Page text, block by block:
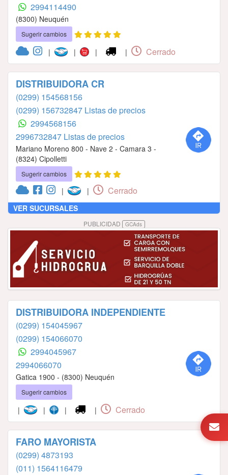
2994114490
(8300) Neuquén
Sugerir cambios
| | | | Cerrado
DISTRIBUIDORA CR
(0299) 154568156
(0299) 156732847 Listas de precios
2994568156
2996732847 Listas de precios
Mariano Moreno 800 - Nave 2 - Camara 3 -
(8324) Cipolletti
Sugerir cambios
| | Cerrado
VER SUCURSALES
PUBLICIDAD GCAds
DISTRIBUIDORA INDEPENDIENTE
(0299) 154045967
(0299) 154066070
2994045967
2994066070
Gatica 1900 - (8300) Neuquén
Sugerir cambios
| | | | Cerrado
FARO MAYORISTA
(0299) 4873193
(011) 1564116479